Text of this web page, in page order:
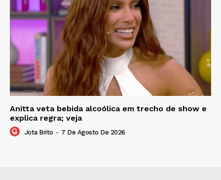
Anitta veta bebida alcoólica em trecho de show e
explica regra; veja
Jota Brito - 7 De Agosto De 2026